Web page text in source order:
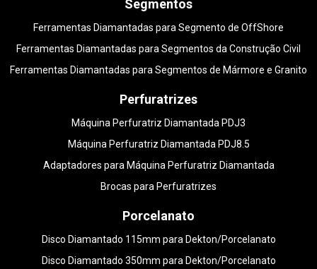
Segmentos
Ferramentas Diamantadas para Segmento de OffShore
Ferramentas Diamantadas para Segmentos da Construção Civil
Ferramentas Diamantadas para Segmentos de Mármore e Granito
Perfuratrizes
Máquina Perfuratriz Diamantada PDJ3
Máquina Perfuratriz Diamantada PDJ8.5
Adaptadores para Máquina Perfuratriz Diamantada
Brocas para Perfuratrizes
Porcelanato
Disco Diamantado 115mm para Dekton/Porcelanato
Disco Diamantado 350mm para Dekton/Porcelanato